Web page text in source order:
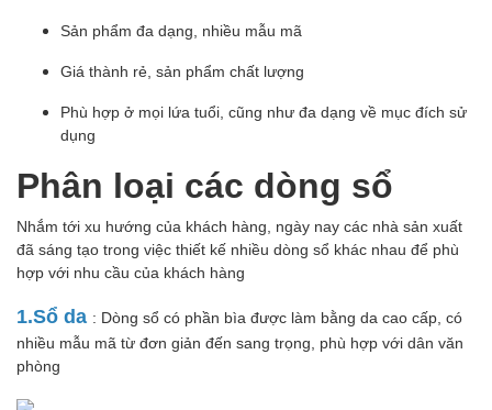
Sản phẩm đa dạng, nhiều mẫu mã
Giá thành rẻ, sản phẩm chất lượng
Phù hợp ở mọi lứa tuổi, cũng như đa dạng về mục đích sử
dụng
Phân loại các dòng sổ
Nhắm tới xu hướng của khách hàng, ngày nay các nhà sản xuất
đã sáng tạo trong việc thiết kế nhiều dòng sổ khác nhau để phù
hợp với nhu cầu của khách hàng
1.Sổ da : Dòng sổ có phần bìa được làm bằng da cao cấp, có
nhiều mẫu mã từ đơn giản đến sang trọng, phù hợp với dân văn
phòng